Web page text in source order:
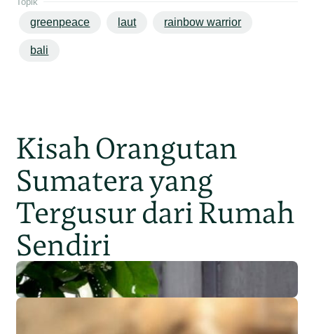
greenpeace laut rainbow warrior
bali
Kisah Orangutan
Sumatera yang
Tergusur dari Rumah
Sendiri